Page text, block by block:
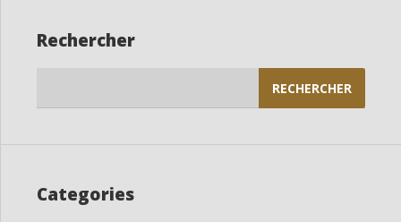
Rechercher
Categories